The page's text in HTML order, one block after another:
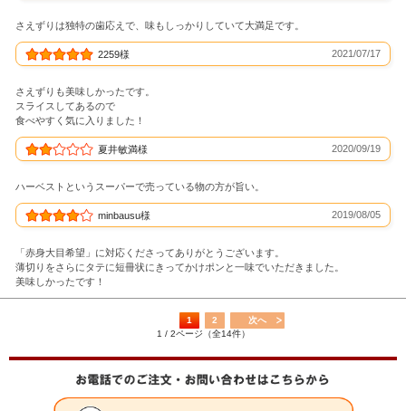
さえずりは独特の歯応えで、味もしっかりしていて大満足です。
2259様 2021/07/17
さえずりも美味しかったです。
スライスしてあるので
食べやすく気に入りました！
夏井敏満様 2020/09/19
ハーベストというスーパーで売っている物の方が旨い。
minbausu様 2019/08/05
「赤身大目希望」に対応くださってありがとうございます。
薄切りをさらにタテに短冊状にきってかけポンと一味でいただきました。
美味しかったです！
1 2
次へ
1 / 2ページ（全14件）